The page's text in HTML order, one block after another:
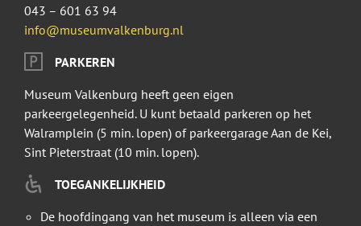
043 – 601 63 94
info@museumvalkenburg.nl
PARKEREN
Museum Valkenburg heeft geen eigen
parkeergelegenheid. U kunt betaald parkeren op het
Walramplein (5 min. lopen) of parkeergarage Aan de Kei,
Sint Pieterstraat (10 min. lopen).
TOEGANKELIJKHEID
De hoofdingang van het museum is alleen via een